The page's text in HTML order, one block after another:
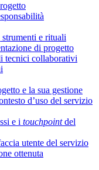
e rituali
di progetto
tecnici collaborativi
e la sua gestione
d’uso del servizio
e i touchpointdel
utente del servizio
ottenuta